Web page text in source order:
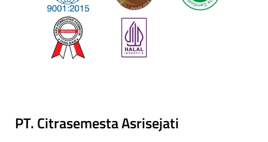
PT. Citrasemesta Asrisejati